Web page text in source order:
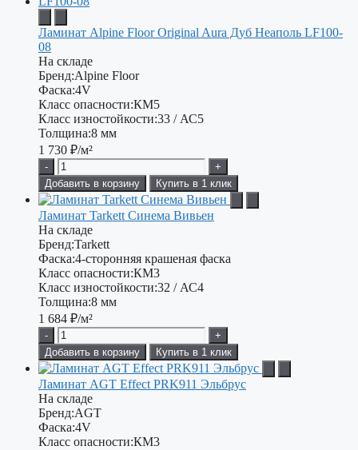
Ламинат Alpine Floor Original Aura Дуб Неаполь LF100-
08
На складе
Бренд:Alpine Floor
Фаска:4V
Класс опасности:КМ5
Класс изностойкости:33 / АС5
Толщина:8 мм
1 730 ₽/м²
-
+
Добавить в корзину
Купить в 1 клик
Ламинат Tarkett Синема Вивьен
На складе
Бренд:Tarkett
Фаска:4-сторонняя крашеная фаска
Класс опасности:КМ3
Класс изностойкости:32 / АС4
Толщина:8 мм
1 684 ₽/м²
-
+
Добавить в корзину
Купить в 1 клик
Ламинат AGT Effect PRK911 Эльбрус
На складе
Бренд:AGT
Фаска:4V
Класс опасности:КМ3